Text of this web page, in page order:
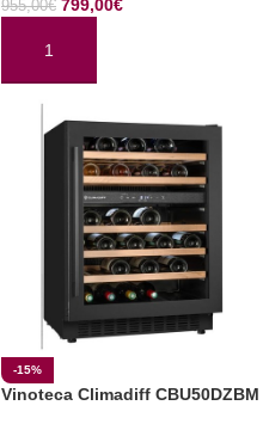
955,00€ 799,00€
AÑADIR AL CARRITO
-15%
Vinoteca Climadiff CBU50DZBM